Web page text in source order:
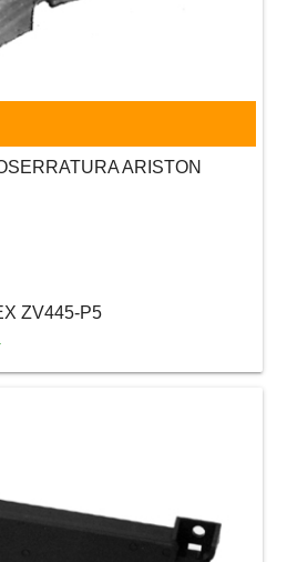
ARISTON
ZV445-P5